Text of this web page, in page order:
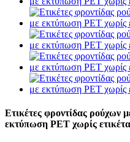
Ετικέτες φροντίδας ρούχων
εκτύπωση PET χωρίς